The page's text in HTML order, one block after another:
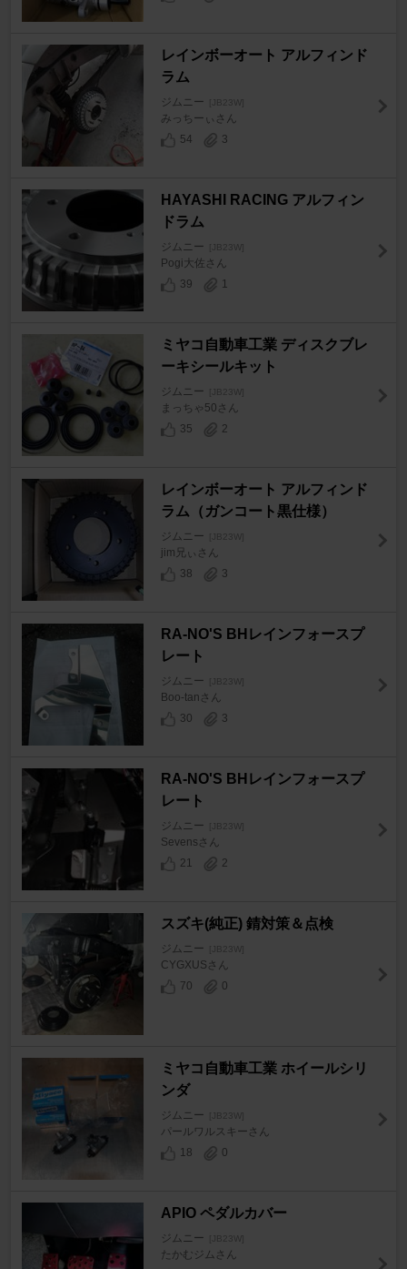
レインボーオート アルフィンド
ラム
ジムニー [JB23W]
みっちーぃさん
54
3
HAYASHI RACING アルフィン
ドラム
ジムニー [JB23W]
Pogi大佐さん
39
1
ミヤコ自動車工業 ディスクブレ
ーキシールキット
ジムニー [JB23W]
まっちゃ50さん
35
2
レインボーオート アルフィンド
ラム（ガンコート黒仕様）
ジムニー [JB23W]
jim兄ぃさん
38
3
RA-NO'S BHレインフォースプ
レート
ジムニー [JB23W]
Boo-tanさん
30
3
RA-NO'S BHレインフォースプ
レート
ジムニー [JB23W]
Sevensさん
21
2
スズキ(純正) 錆対策＆点検
ジムニー [JB23W]
CYGXUSさん
70
0
ミヤコ自動車工業 ホイールシリ
ンダ
ジムニー [JB23W]
パールワルスキーさん
18
0
APIO ペダルカバー
ジムニー [JB23W]
たかむジムさん